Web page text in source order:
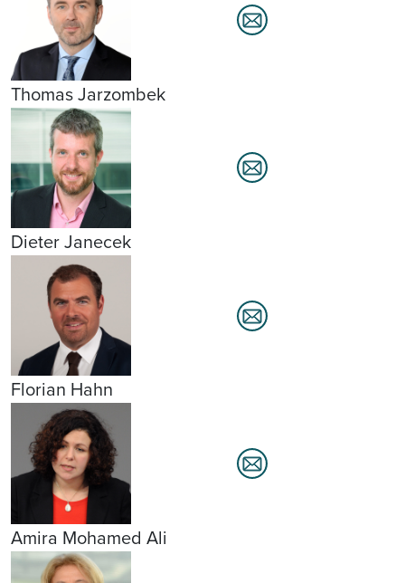
Thomas Jarzombek
Dieter Janecek
Florian Hahn
Amira Mohamed Ali